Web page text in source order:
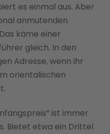
es einmal aus. Aber
anmutenden
käme einer
gleich. In den
Adresse, wenn ihr
orientalischen
ist immer
Bietet etwa ein Drittel